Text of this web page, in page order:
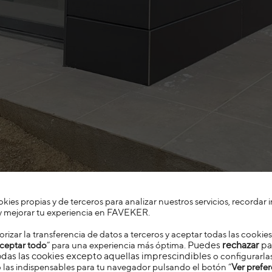
propias y de terceros para analizar nuestros servicios, recordar
mejorar tu experiencia en FAVEKER.
la transferencia de datos a terceros y aceptar todas las
todo” para una experiencia más óptima. Puedes rechazar
las cookies excepto aquellas imprescindibles o
indispensables para tu navegador pulsando el botón “Ver